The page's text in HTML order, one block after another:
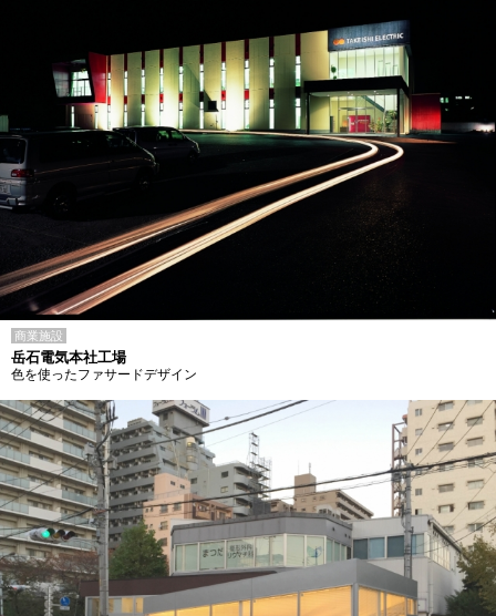
商業施設
岳石電気本社工場
色を使ったファサードデザイン